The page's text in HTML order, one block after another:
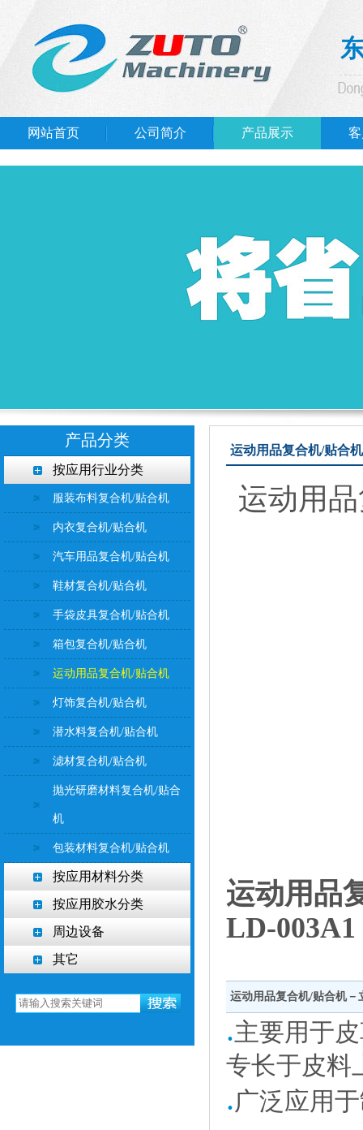
网站首页 公司简介 产品展示
产品分类
按应用行业分类
服装布料复合机/贴合机
内衣复合机/贴合机
汽车用品复合机/贴合机
鞋材复合机/贴合机
手袋皮具复合机/贴合机
箱包复合机/贴合机
运动用品复合机/贴合机
灯饰复合机/贴合机
潜水料复合机/贴合机
滤材复合机/贴合机
抛光研磨材料复合机/贴合
机
包装材料复合机/贴合机
按应用材料分类
按应用胶水分类
周边设备
其它
运动用品复合机/贴
运动用
运动用品
LD-003A1
运动用品复合机/贴合机
.主要用于
专长于皮料
.广泛应用